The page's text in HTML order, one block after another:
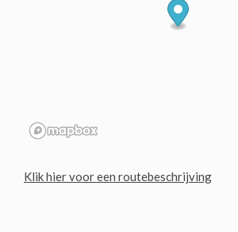
Klik hier voor een routebeschrijving